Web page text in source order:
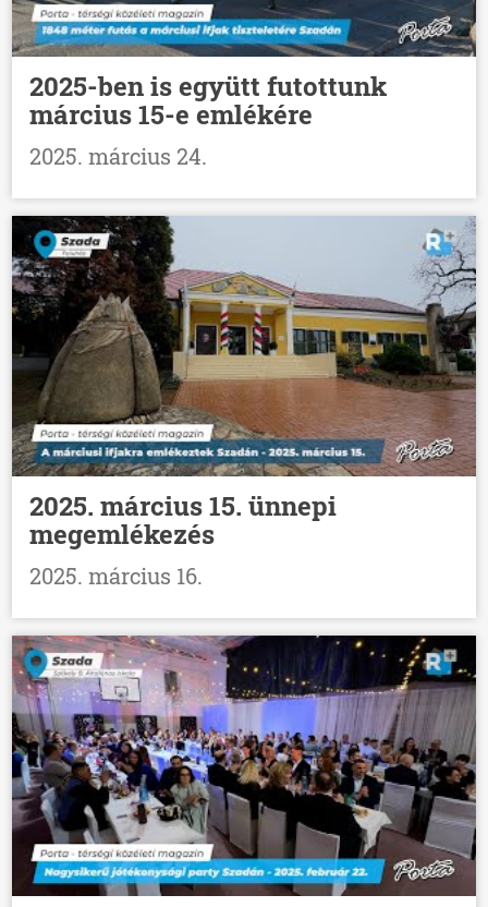
2025-ben is együtt futottunk
március 15-e emlékére
2025. március 24.
2025. március 15. ünnepi
megemlékezés
2025. március 16.